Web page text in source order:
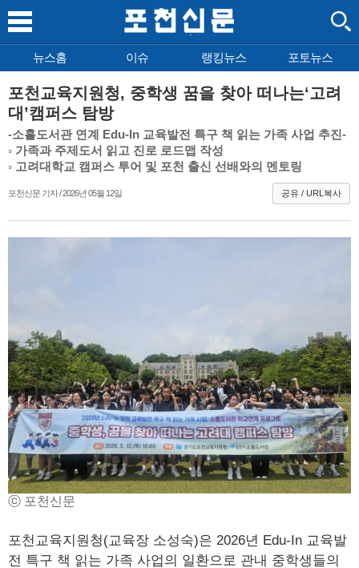
뉴스홈 이슈 랭킹뉴스 포토뉴스
포천교육지원청, 중학생 꿈을 찾아 떠나는‘고려
대’캠퍼스 탐방
-소흘도서관 연계 Edu-In 교육발전 특구 책 읽는 가족 사업 추진-
◦ 가족과 주제도서 읽고 진로 로드맵 작성
◦ 고려대학교 캠퍼스 투어 및 포천 출신 선배와의 멘토링
포천신문 기자 / 2026년 05월 12일 공유 / URL복사
ⓒ 포천신문
포천교육지원청(교육장 소성숙)은 2026년 Edu-In 교육발
전 특구 책 읽는 가족 사업의 일환으로 관내 중학생들의